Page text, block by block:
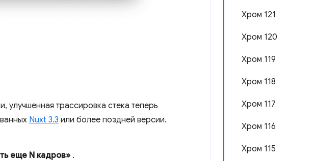
Хром 121
Хром 120
Хром 119
Хром 118
Хром 117
Хром 116
Хром 115
улучшенная трассировка стека теперь
Nuxt 3.3 или более поздней версии.
еще N кадров» .